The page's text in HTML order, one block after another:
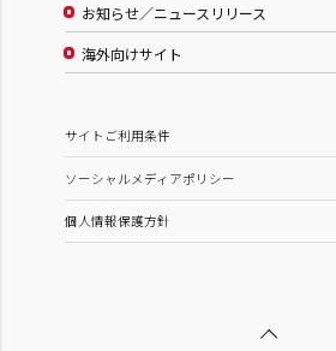
お知らせ／ニュースリリース
海外向けサイト
サイトご利用条件
ソーシャルメディアポリシー
個人情報保護方針